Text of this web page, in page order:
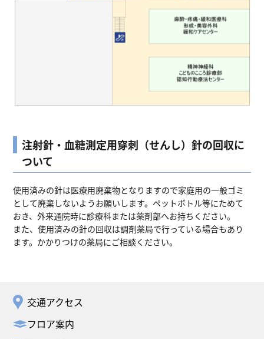
注射針・血糖測定用穿刺（せんし）針の回収に
ついて
使用済みの針は医療用廃棄物となりますので家庭用の一般ゴミ
として廃棄しないようお願いします。ペットボトル等にためて
おき、外来通院時に診療科または薬剤部へお持ちください。
また、使用済みの針の回収は調剤薬局で行っている場合もあり
ます。かかりつけの薬局にご相談ください。
交通アクセス
フロア案内